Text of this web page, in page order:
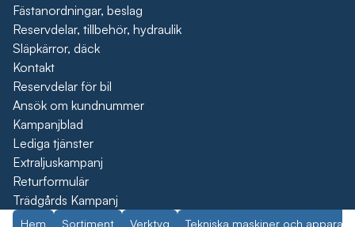
Fästanordningar, beslag
Reservdelar, tillbehör, hydraulik
Släpkärror, däck
Kontakt
Reservdelar för bil
Ansök om kundnummer
Kampanjblad
Lediga tjänster
Extraljuskampanj
Returformulär
Trädgårds Kampanj
Hem Sortiment Verktyg Tekniska maskiner och